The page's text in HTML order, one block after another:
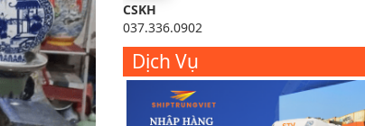
CSKH
037.336.0902
Dịch Vụ